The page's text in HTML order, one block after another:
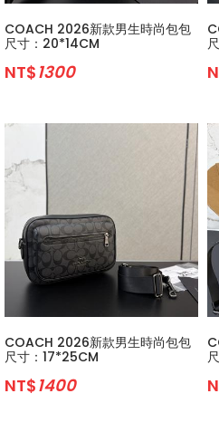
COACH 2026新款男生時尚包包
尺寸：20*14CM
NT$1300
COACH 2026新款男生時尚包包
尺寸：17*25CM
NT$1400